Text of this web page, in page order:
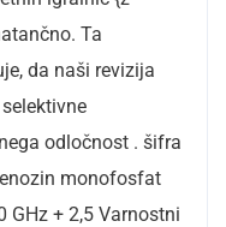
Ta
da naši revizija
odločnost . šifra
monofosfat
GHz + 2,5 Varnostni